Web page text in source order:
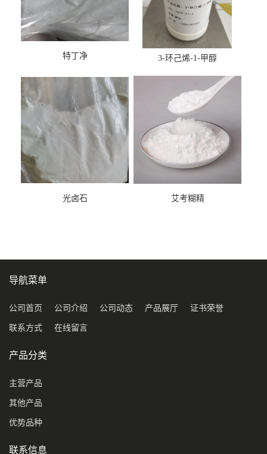
特丁净 3-环己烯-1-甲醇
光卤石 艾考糊精
导航菜单
公司首页 公司介绍 公司动态 产品展厅 证书荣誉
联系方式 在线留言
产品分类
主营产品
其他产品
优势品种
联系信息